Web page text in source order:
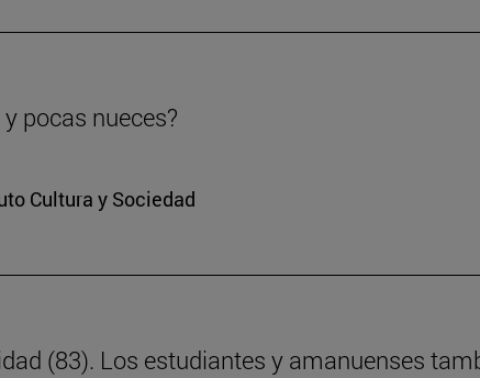
pocas nueces?
Cultura y Sociedad
(83). Los estudiantes y amanuenses